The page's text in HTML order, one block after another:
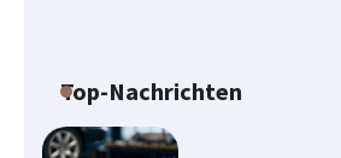
Top-Nachrichten